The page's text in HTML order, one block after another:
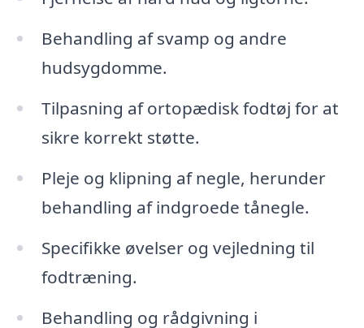
Behandling af svamp og andre
hudsygdomme.
Tilpasning af ortopædisk fodtøj for at
sikre korrekt støtte.
Pleje og klipning af negle, herunder
behandling af indgroede tånegle.
Specifikke øvelser og vejledning til
fodtræning.
Behandling og rådgivning i